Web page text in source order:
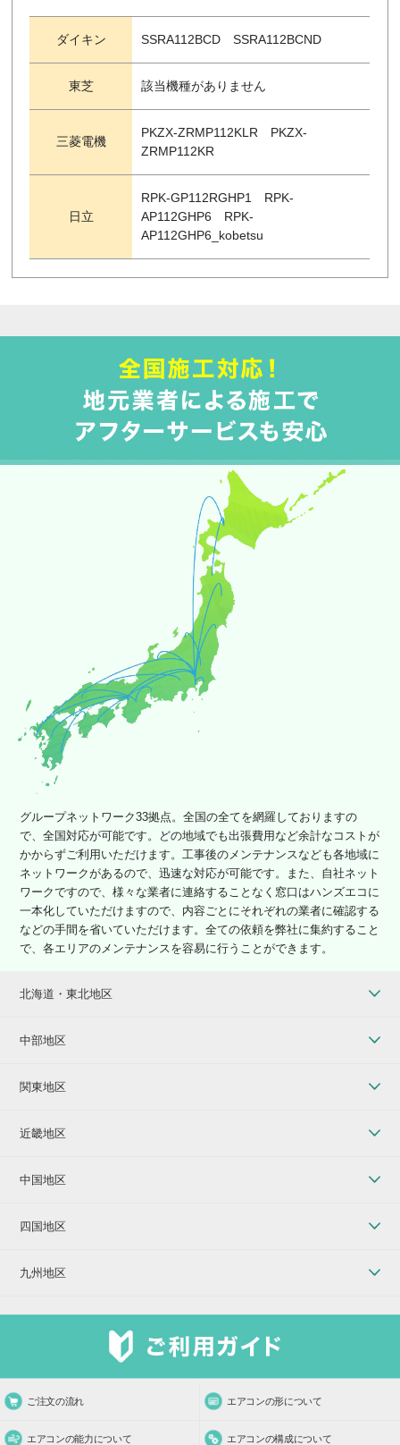
ダイキン SSRA112BCD SSRA112BCND
東芝 該当機種がありません
三菱電機
PKZX-ZRMP112KLR PKZX-
ZRMP112KR
日立
RPK-GP112RGHP1 RPK-
AP112GHP6 RPK-
AP112GHP6_kobetsu
グループネットワーク33拠点。全国の全てを網羅しておりますの
で、全国対応が可能です。どの地域でも出張費用など余計なコストが
かからずご利用いただけます。工事後のメンテナンスなども各地域に
ネットワークがあるので、迅速な対応が可能です。また、自社ネット
ワークですので、様々な業者に連絡することなく窓口はハンズエコに
一本化していただけますので、内容ごとにそれぞれの業者に確認する
などの手間を省いていただけます。全ての依頼を弊社に集約すること
で、各エリアのメンテナンスを容易に行うことができます。
北海道・東北地区
中部地区
関東地区
近畿地区
中国地区
四国地区
九州地区
ご注文の流れ エアコンの形について
エアコンの能力について エアコンの構成について